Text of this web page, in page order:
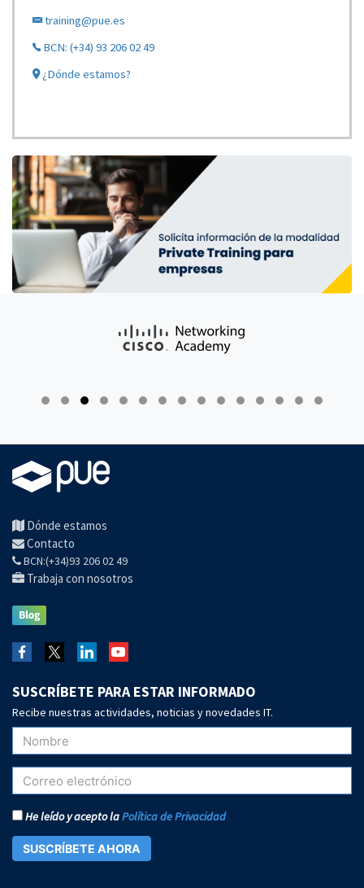
training@pue.es
BCN: (+34) 93 206 02 49
¿Dónde estamos?
Dónde estamos
Contacto
BCN:(+34)93 206 02 49
Trabaja con nosotros
SUSCRÍBETE PARA ESTAR INFORMADO
Recibe nuestras actividades, noticias y novedades IT.
He leído y acepto laPolítica de Privacidad
SUSCRÍBETE AHORA